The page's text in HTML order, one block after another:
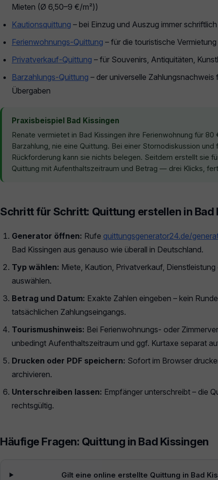
Mieten (Ø 6,50–9 €/m²))
Kautionsquittung – bei Einzug und Auszug immer
Ferienwohnungs-Quittung – für die touristische
Privatverkauf-Quittung – für Souvenirs, Antiquitäten,
Barzahlungs-Quittung – der universelle Zahlungsnachweis
Übergaben
Praxisbeispiel Bad Kissingen
Renate vermietet in Bad Kissingen ihre Ferienwohnung für
Barzahlung, nie eine Quittung. Bei einer Stornodiskussion
Rückforderung kann sie nichts belegen. Seitdem erstellt sie
Quittung mit Aufenthaltszeitraum und Betrag — drei Klicks,
Schritt für Schritt: Quittung erstellen in Bad
Generator öffnen: Rufe quittungsgenerator24.de/
Bad Kissingen aus genauso wie überall in Deutschland.
Typ wählen: Miete, Kaution, Privatverkauf,
auswählen.
Betrag und Datum: Exakte Zahlen eingeben – kein
tatsächlichen Zahlungseingangs.
Tourismushinweis: Bei Ferienwohnungs- oder
unbedingt Aufenthaltszeitraum und ggf. Kurtaxe separat
Drucken oder PDF speichern: Sofort im Browser
archivieren.
Unterschreiben lassen: Empfänger unterschreibt – die
rechtsgültig.
Häufige Fragen: Quittung in Bad Kissingen
Gilt eine online erstellte Quittung in Bad